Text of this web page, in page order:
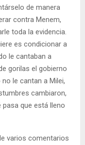
de manera
contra Menem,
toda la evidencia.
es condicionar a
le cantaban a
gorilas el gobierno
le cantan a Milei,
cambiaron,
pasa que está lleno
varios comentarios